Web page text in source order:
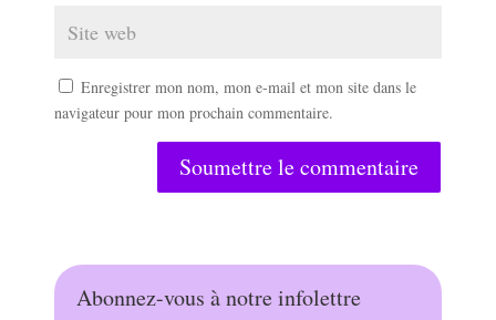
Abonnez-vous à notre infolettre
Enregistrer mon nom, mon e-mail et mon site dans le
navigateur pour mon prochain commentaire.
Soumettre le commentaire